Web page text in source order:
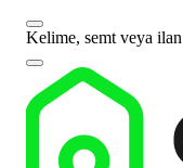
Kelime, semt veya